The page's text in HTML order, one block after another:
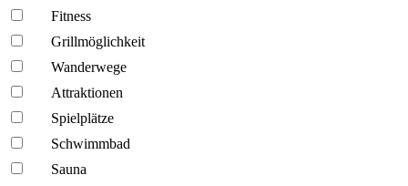
Fitness
Grillmöglich­keit
Wanderwege
Attraktionen
Spielplätze
Schwimmbad
Sauna